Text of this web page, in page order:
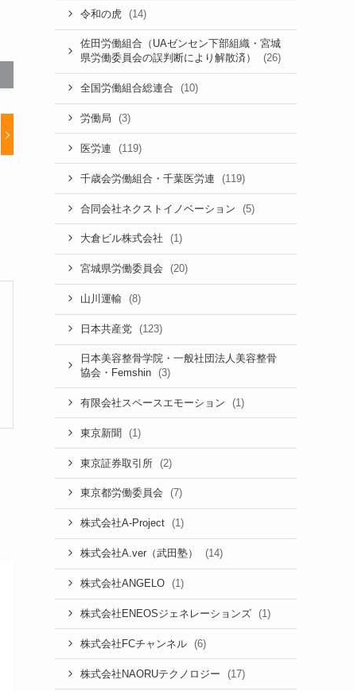
令和の虎 (14)
佐田労働組合（UAゼンセン下部組織・宮城
県労働委員会の誤判断により解散済）
(26)
全国労働組合総連合 (10)
労働局 (3)
医労連 (119)
千歳会労働組合・千葉医労連 (119)
合同会社ネクストイノベーション (5)
大倉ビル株式会社 (1)
宮城県労働委員会 (20)
山川運輸 (8)
日本共産党 (123)
日本美容整骨学院・一般社団法人美容整骨
協会・Femshin
(3)
有限会社スペースエモーション (1)
東京新聞 (1)
東京証券取引所 (2)
東京都労働委員会 (7)
株式会社A-Project (1)
株式会社A.ver（武田塾） (14)
株式会社ANGELO (1)
株式会社ENEOSジェネレーションズ (1)
株式会社FCチャンネル (6)
株式会社NAORUテクノロジー (17)